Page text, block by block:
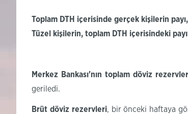
Toplam DTH içerisinde gerçek kişilerin payı,
Tüzel kişilerin, toplam DTH içerisindeki
Merkez Bankası'nın toplam döviz
geriledi.
Brüt döviz rezervleri, bir önceki haftaya